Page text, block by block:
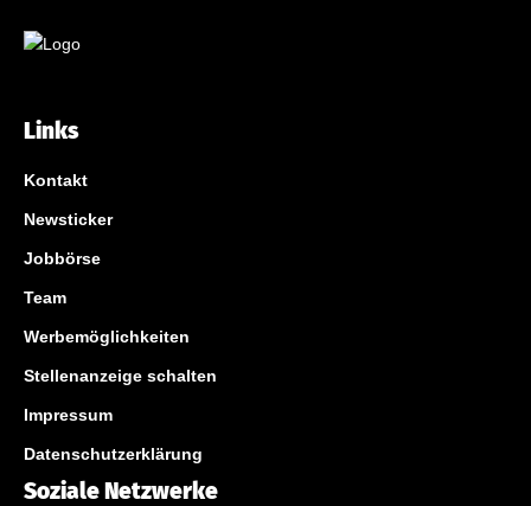
Links
Kontakt
Newsticker
Jobbörse
Team
Werbemöglichkeiten
Stellenanzeige schalten
Impressum
Datenschutzerklärung
Soziale Netzwerke